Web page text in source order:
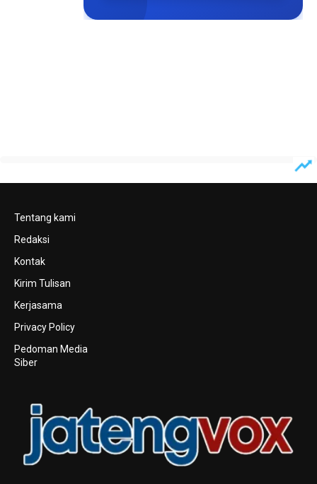
Tentang kami
Redaksi
Kontak
Kirim Tulisan
Kerjasama
Privacy Policy
Pedoman Media
Siber